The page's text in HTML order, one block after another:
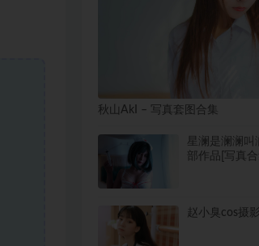
秋山AkI – 写真套图合集
星澜是澜澜叫
部作品[写真
赵小臭cos摄